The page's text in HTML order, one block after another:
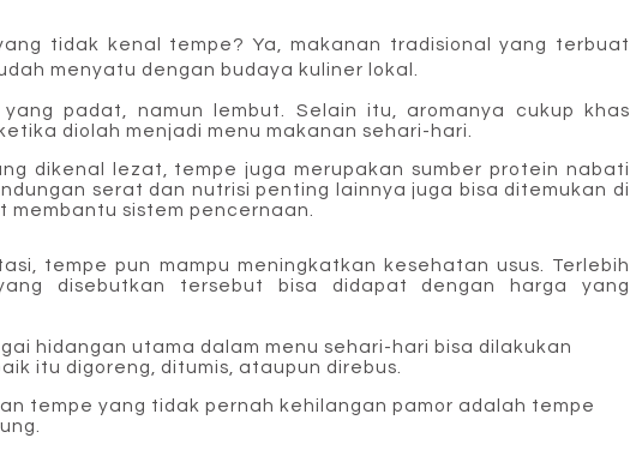
tidak kenal tempe? Ya, makanan tradisional yang terbuat
menyatu dengan budaya kuliner lokal.
padat, namun lembut. Selain itu, aromanya cukup khas
diolah menjadi menu makanan sehari-hari.
dikenal lezat, tempe juga merupakan sumber protein nabati
serat dan nutrisi penting lainnya juga bisa ditemukan di
membantu sistem pencernaan.
tempe pun mampu meningkatkan kesehatan usus. Terlebih
disebutkan tersebut bisa didapat dengan harga yang
hidangan utama dalam menu sehari-hari bisa dilakukan
itu digoreng, ditumis, ataupun direbus.
tempe yang tidak pernah kehilangan pamor adalah tempe